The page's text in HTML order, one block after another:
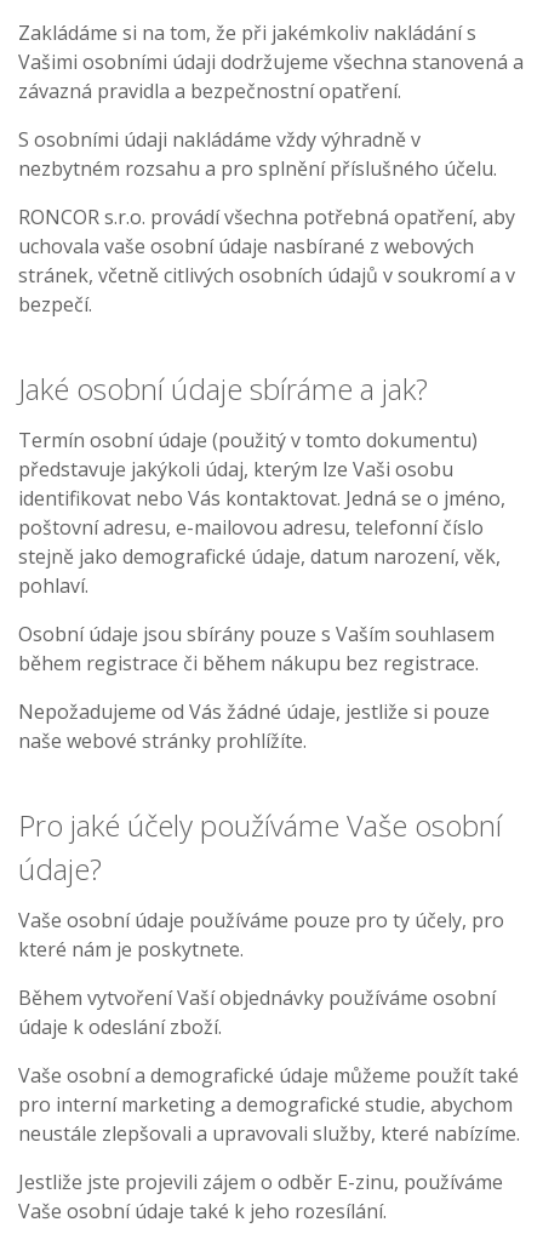
Zakládáme si na tom, že při jakémkoliv nakládání s
Vašimi osobními údaji dodržujeme všechna stanovená a
závazná pravidla a bezpečnostní opatření.
S osobními údaji nakládáme vždy výhradně v
nezbytném rozsahu a pro splnění příslušného účelu.
RONCOR s.r.o. provádí všechna potřebná opatření, aby
uchovala vaše osobní údaje nasbírané z webových
stránek, včetně citlivých osobních údajů v soukromí a v
bezpečí.
Jaké osobní údaje sbíráme a jak?
Termín osobní údaje (použitý v tomto dokumentu)
představuje jakýkoli údaj, kterým lze Vaši osobu
identifikovat nebo Vás kontaktovat. Jedná se o jméno,
poštovní adresu, e-mailovou adresu, telefonní číslo
stejně jako demografické údaje, datum narození, věk,
pohlaví.
Osobní údaje jsou sbírány pouze s Vaším souhlasem
během registrace či během nákupu bez registrace.
Nepožadujeme od Vás žádné údaje, jestliže si pouze
naše webové stránky prohlížíte.
Pro jaké účely používáme Vaše osobní
údaje?
Vaše osobní údaje používáme pouze pro ty účely, pro
které nám je poskytnete.
Během vytvoření Vaší objednávky používáme osobní
údaje k odeslání zboží.
Vaše osobní a demografické údaje můžeme použít také
pro interní marketing a demografické studie, abychom
neustále zlepšovali a upravovali služby, které nabízíme.
Jestliže jste projevili zájem o odběr E-zinu, používáme
Vaše osobní údaje také k jeho rozesílání.